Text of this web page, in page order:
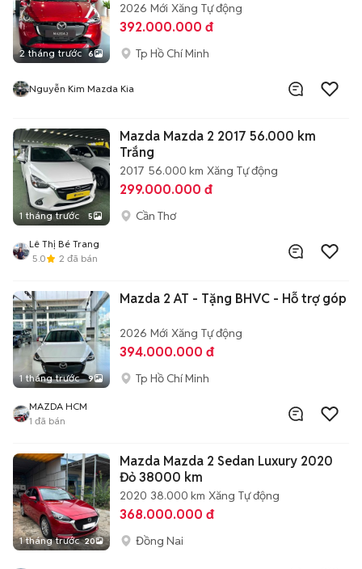
2 tháng trước 6
2026 Mới Xăng Tự động
392.000.000 đ
Tp Hồ Chí Minh
Nguyễn Kim Mazda Kia
1 tháng trước 5
Mazda Mazda 2 2017 56.000 km
Trắng
2017 56.000 km Xăng Tự động
299.000.000 đ
Cần Thơ
Lê Thị Bé Trang
5.0
2 đã bán
1 tháng trước 9
Mazda 2 AT - Tặng BHVC - Hỗ trợ góp
2026 Mới Xăng Tự động
394.000.000 đ
Tp Hồ Chí Minh
MAZDA HCM
1 đã bán
1 tháng trước 20
Mazda Mazda 2 Sedan Luxury 2020
Đỏ 38000 km
2020 38.000 km Xăng Tự động
368.000.000 đ
Đồng Nai